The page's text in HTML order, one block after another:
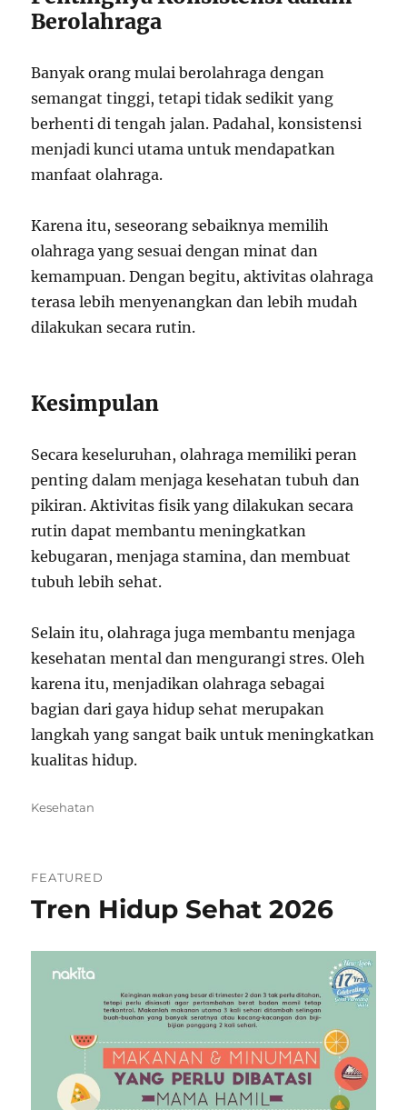
Berolahraga
Banyak orang mulai berolahraga dengan
semangat tinggi, tetapi tidak sedikit yang
berhenti di tengah jalan. Padahal, konsistensi
menjadi kunci utama untuk mendapatkan
manfaat olahraga.
Karena itu, seseorang sebaiknya memilih
olahraga yang sesuai dengan minat dan
kemampuan. Dengan begitu, aktivitas olahraga
terasa lebih menyenangkan dan lebih mudah
dilakukan secara rutin.
Kesimpulan
Secara keseluruhan, olahraga memiliki peran
penting dalam menjaga kesehatan tubuh dan
pikiran. Aktivitas fisik yang dilakukan secara
rutin dapat membantu meningkatkan
kebugaran, menjaga stamina, dan membuat
tubuh lebih sehat.
Selain itu, olahraga juga membantu menjaga
kesehatan mental dan mengurangi stres. Oleh
karena itu, menjadikan olahraga sebagai
bagian dari gaya hidup sehat merupakan
langkah yang sangat baik untuk meningkatkan
kualitas hidup.
Categories
Kesehatan
FEATURED
Tren Hidup Sehat 2026